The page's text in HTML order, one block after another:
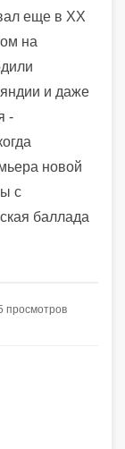
еще в XX
на
и даже
-
новой
с
баллада
просмотров